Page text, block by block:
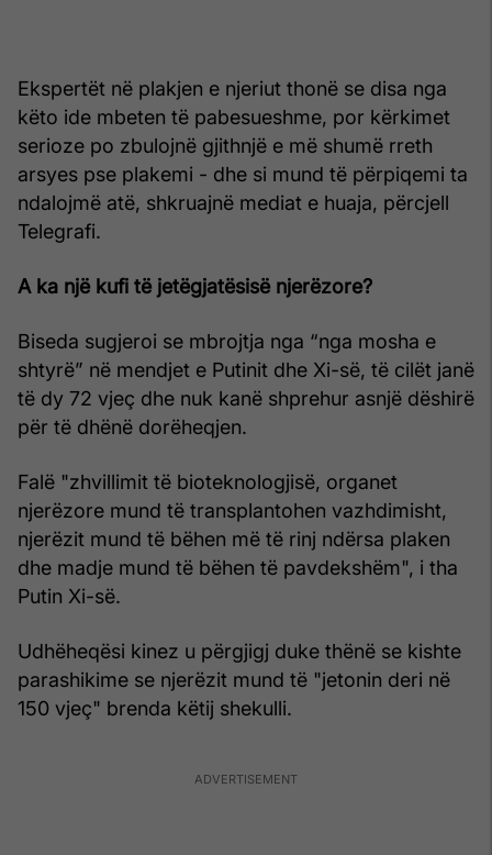
Ekspertët në plakjen e njeriut thonë se disa nga
këto ide mbeten të pabesueshme, por kërkimet
serioze po zbulojnë gjithnjë e më shumë rreth
arsyes pse plakemi - dhe si mund të përpiqemi ta
ndalojmë atë, shkruajnë mediat e huaja, përcjell
Telegrafi.
A ka një kufi të jetëgjatësisë njerëzore?
Biseda sugjeroi se mbrojtja nga “nga mosha e
shtyrë” në mendjet e Putinit dhe Xi-së, të cilët janë
të dy 72 vjeç dhe nuk kanë shprehur asnjë dëshirë
për të dhënë dorëheqjen.
Falë "zhvillimit të bioteknologjisë, organet
njerëzore mund të transplantohen vazhdimisht,
njerëzit mund të bëhen më të rinj ndërsa plaken
dhe madje mund të bëhen të pavdekshëm", i tha
Putin Xi-së.
Udhëheqësi kinez u përgjigj duke thënë se kishte
parashikime se njerëzit mund të "jetonin deri në
150 vjeç" brenda këtij shekulli.